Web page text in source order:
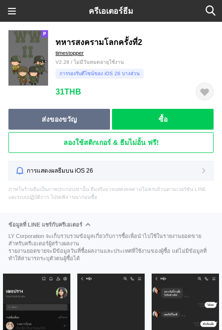
ครีเอเตอร์ธีม
ทหารสงครามโลกครั้งที่2
timestopper
V2.28 / ไม่มีวันหมดอายุใช้งาน
การรองรับดีไซน์ของ iOS 26 บางส่วน
31THB
ส่งของขวัญ ซื้อ
ลองใช้สติกเกอร์ & ธีมไม่อั้น ฟรี!
การแสดงผลธีมบน iOS 26
ภาพในร้านธีมเป็นภาพประกอบเท่านั้น ธีมจริงอาจแสดงผลต่าง/ไม่ครบถ้วนตามเวอร์ชัน LINE
และระบบปฏิบัติการ โปรดพิจารณาก่อนซื้อ
ข้อมูลที่ LINE แชร์กับครีเอเตอร์
LY Corporation จะเก็บรวบรวมข้อมูลเกี่ยวกับการซื้อเพื่อนำไปใช้ในรายงานยอดขาย
สำหรับครีเอเตอร์ผู้สร้างผลงาน
รายงานยอดขายจะมีข้อมูลวันที่ซื้อผลงานและประเทศที่ใช้งานของผู้ซื้อ แต่ไม่มีข้อมูลที่
ทำให้สามารถระบุตัวตนผู้ซื้อได้